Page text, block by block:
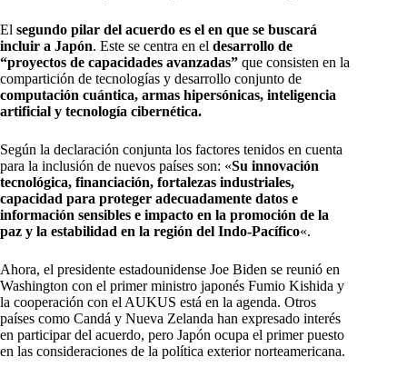
El segundo pilar del acuerdo es el en que se buscará
incluir a Japón. Este se centra en el desarrollo de
“proyectos de capacidades avanzadas” que consisten en la
compartición de tecnologías y desarrollo conjunto de
computación cuántica, armas hipersónicas, inteligencia
artificial y tecnología cibernética.
Según la declaración conjunta los factores tenidos en cuenta
para la inclusión de nuevos países son: «Su innovación
tecnológica, financiación, fortalezas industriales,
capacidad para proteger adecuadamente datos e
información sensibles e impacto en la promoción de la
paz y la estabilidad en la región del Indo-Pacífico«.
Ahora, el presidente estadounidense Joe Biden se reunió en
Washington con el primer ministro japonés Fumio Kishida y
la cooperación con el AUKUS está en la agenda. Otros
países como Candá y Nueva Zelanda han expresado interés
en participar del acuerdo, pero Japón ocupa el primer puesto
en las consideraciones de la política exterior norteamericana.